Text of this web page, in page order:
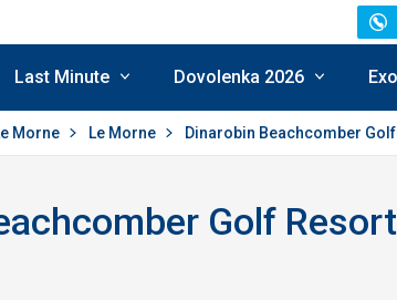
Last Minute Dovolenka 2026
Morne Le Morne Dinarobin Beachcomber Golf
Golf